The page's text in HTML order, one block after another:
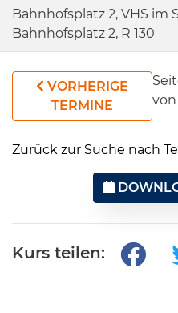
Bahnhofsplatz 2, VHS im
Bahnhofsplatz 2, R 130
VORHERIGE
TERMINE
von
Zurück zur Suche nach
Kurs teilen: